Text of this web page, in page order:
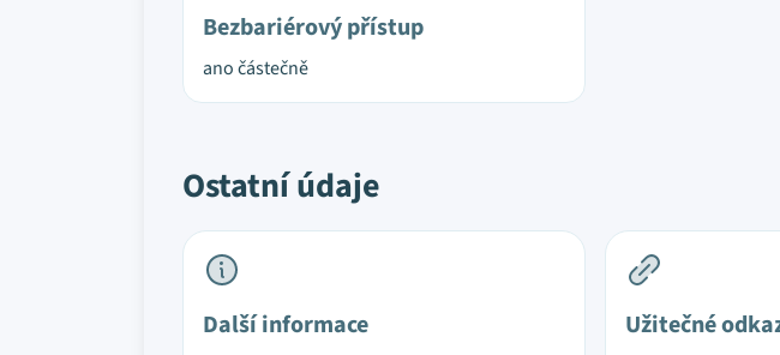
Bezbariérový přístup
ano částečně
Ostatní údaje
Další informace Užitečné